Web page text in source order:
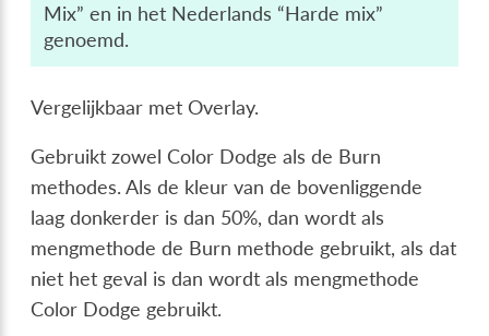
Mix” en in het Nederlands “Harde mix”
genoemd.
Vergelijkbaar met Overlay.
Gebruikt zowel Color Dodge als de Burn
methodes. Als de kleur van de bovenliggende
laag donkerder is dan 50%, dan wordt als
mengmethode de Burn methode gebruikt, als dat
niet het geval is dan wordt als mengmethode
Color Dodge gebruikt.